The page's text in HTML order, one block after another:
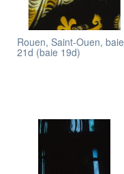
Rouen, Saint-Ouen, baie
21d (baie 19d)